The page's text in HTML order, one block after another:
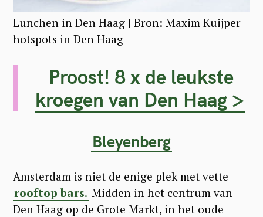
Lunchen in Den Haag | Bron: Maxim Kuijper |
hotspots in Den Haag
Proost! 8 x de leukste
kroegen van Den Haag >
Bleyenberg
Amsterdam is niet de enige plek met vette
rooftop bars. Midden in het centrum van
Den Haag op de Grote Markt, in het oude